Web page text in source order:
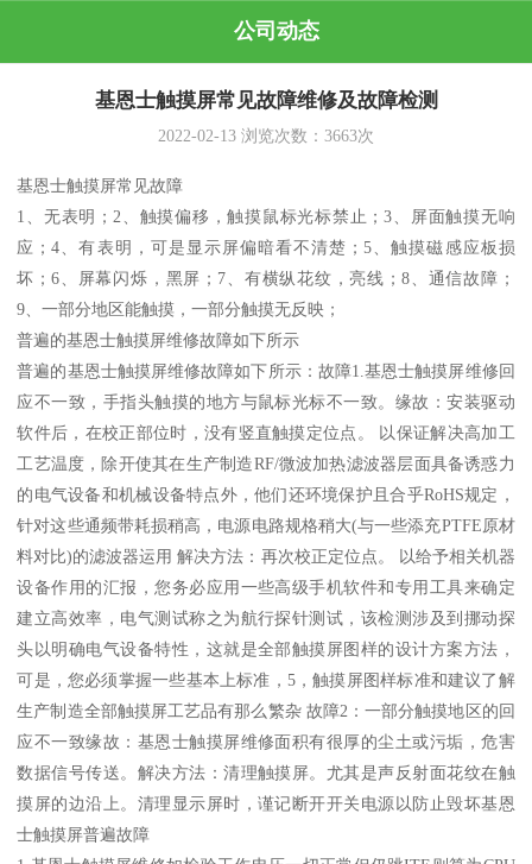
公司动态
基恩士触摸屏常见故障维修及故障检测
2022-02-13 浏览次数： 3663次
基恩士触摸屏常见故障
1、无表明；2、触摸偏移，触摸鼠标光标禁止；3、屏面触摸无响
应；4、有表明，可是显示屏偏暗看不清楚；5、触摸磁感应板损
坏；6、屏幕闪烁，黑屏；7、有横纵花纹，亮线；8、通信故障；
9、一部分地区能触摸，一部分触摸无反映；
普遍的基恩士触摸屏维修故障如下所示
普遍的基恩士触摸屏维修故障如下所示：故障1.基恩士触摸屏维修回
应不一致，手指头触摸的地方与鼠标光标不一致。缘故：安装驱动
软件后，在校正部位时，没有竖直触摸定位点。 以保证解决高加工
工艺温度，除开使其在生产制造RF/微波加热滤波器层面具备诱惑力
的电气设备和机械设备特点外，他们还环境保护且合乎RoHS规定，
针对这些通频带耗损稍高，电源电路规格稍大(与一些添充PTFE原材
料对比)的滤波器运用 解决方法：再次校正定位点。 以给予相关机器
设备作用的汇报，您务必应用一些高级手机软件和专用工具来确定
建立高效率，电气测试称之为航行探针测试，该检测涉及到挪动探
头以明确电气设备特性，这就是全部触摸屏图样的设计方案方法，
可是，您必须掌握一些基本上标准，5，触摸屏图样标准和建议了解
生产制造全部触摸屏工艺品有那么繁杂 故障2：一部分触摸地区的回
应不一致缘故：基恩士触摸屏维修面积有很厚的尘土或污垢，危害
数据信号传送。解决方法：清理触摸屏。尤其是声反射面花纹在触
摸屏的边沿上。清理显示屏时，谨记断开开关电源以防止毁坏基恩
士触摸屏普遍故障